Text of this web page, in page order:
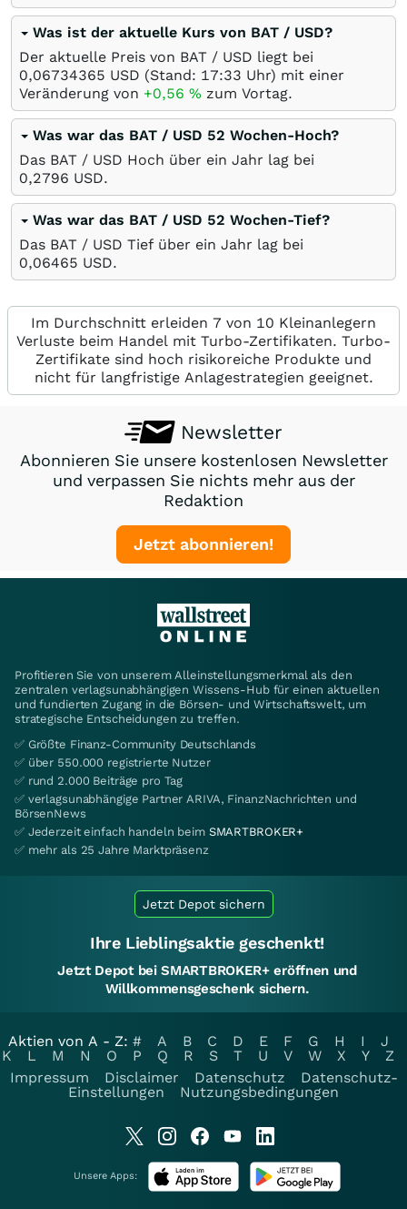
Was ist der aktuelle Kurs von BAT / USD?
Der aktuelle Preis von BAT / USD liegt bei
0,06734365 USD (Stand: 17:33 Uhr) mit einer
Veränderung von +0,56 % zum Vortag.
Was war das BAT / USD 52 Wochen-Hoch?
Das BAT / USD Hoch über ein Jahr lag bei
0,2796 USD.
Was war das BAT / USD 52 Wochen-Tief?
Das BAT / USD Tief über ein Jahr lag bei
0,06465 USD.
Im Durchschnitt erleiden 7 von 10 Kleinanlegern
Verluste beim Handel mit Turbo-Zertifikaten. Turbo-
Zertifikate sind hoch risikoreiche Produkte und
nicht für langfristige Anlagestrategien geeignet.
Newsletter
Abonnieren Sie unsere kostenlosen Newsletter
und verpassen Sie nichts mehr aus der
Redaktion
Jetzt abonnieren!
Profitieren Sie von unserem Alleinstellungsmerkmal als den
zentralen verlagsunabhängigen Wissens-Hub für einen aktuellen
und fundierten Zugang in die Börsen- und Wirtschaftswelt, um
strategische Entscheidungen zu treffen.
✅ Größte Finanz-Community Deutschlands
✅ über 550.000 registrierte Nutzer
✅ rund 2.000 Beiträge pro Tag
✅ verlagsunabhängige Partner ARIVA, FinanzNachrichten und
BörsenNews
✅ Jederzeit einfach handeln beim SMARTBROKER+
✅ mehr als 25 Jahre Marktpräsenz
Jetzt Depot sichern
Ihre Lieblingsaktie geschenkt!
Jetzt Depot bei SMARTBROKER+ eröffnen und
Willkommensgeschenk sichern.
Aktien von A - Z: # A B C D E F G H I
J
K
L M N O P Q R S T U V W X Y
Z
Impressum
Disclaimer Datenschutz
Datenschutz-
Einstellungen
Nutzungsbedingungen
Unsere Apps: